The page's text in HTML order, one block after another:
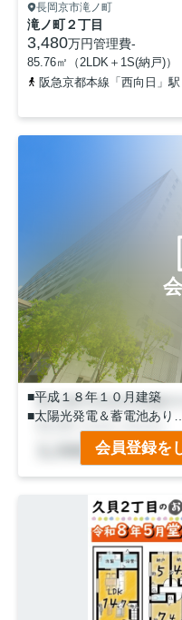
長岡京市滝ノ町
滝ノ町２丁目
3,480万円管理費-
85.76㎡（2LDK＋1S(納戸)）
阪急京都本線「西向日」
■平成１８年１０月建築
■太陽光発電＆蓄電池あり
■南西角地
会員登録を